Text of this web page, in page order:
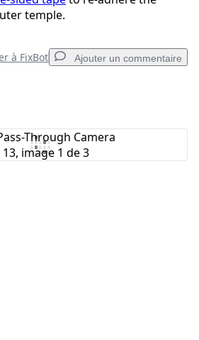
temple.
à FixBot Ajouter un commentaire